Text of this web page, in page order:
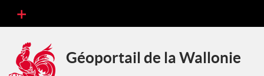
Géoportail de la Wallonie